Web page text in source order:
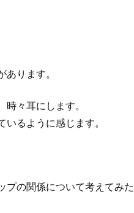
ります。
々耳にします。
るように感じます。
プの関係について考えてみた